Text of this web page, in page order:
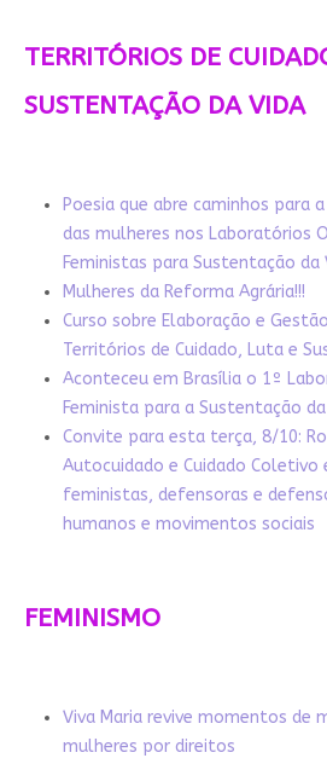
TERRITÓRIOS DE
SUSTENTAÇÃO DA VIDA
Poesia que abre caminhos para
das mulheres nos Laboratórios
Feministas para Sustentação da
Mulheres da Reforma Agrária!!!
Curso sobre Elaboração e
Territórios de Cuidado, Luta e
Aconteceu em Brasília o 1º
Feminista para a Sustentação
Convite para esta terça, 8/10:
Autocuidado e Cuidado
feministas, defensoras e
humanos e movimentos sociais
FEMINISMO
Viva Maria revive momentos de
mulheres por direitos